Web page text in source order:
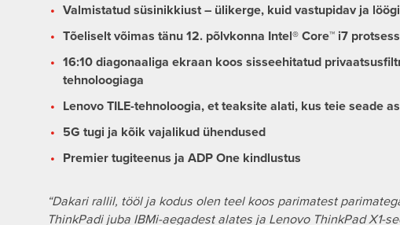
Valmistatud süsinikkiust – ülikerge, kuid vastupidav ja
Tõeliselt võimas tänu 12. põlvkonna Intel® Core™ i7
16:10 diagonaaliga ekraan koos sisseehitatud
tehnoloogiaga
Lenovo TILE-tehnoloogia, et teaksite alati, kus teie seade
5G tugi ja kõik vajalikud ühendused
Premier tugiteenus ja ADP One kindlustus
“Dakari rallil, tööl ja kodus olen teel koos parimatest
ThinkPadi juba IBMi-aegadest alates ja Lenovo ThinkPad X1-